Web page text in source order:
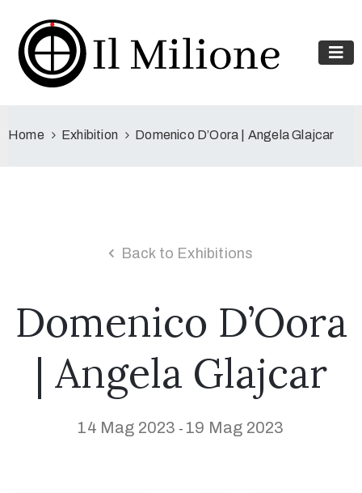
Home Exhibition Domenico D’Oora | Angela Glajcar
Back to Exhibitions
Domenico D’Oora
| Angela Glajcar
14 Mag 2023 - 19 Mag 2023